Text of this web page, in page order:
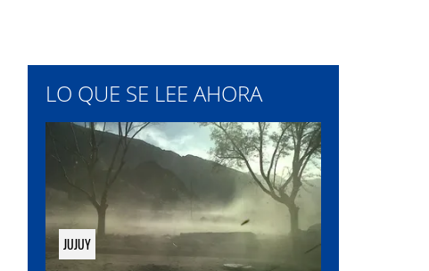
LO QUE SE LEE AHORA
JUJUY